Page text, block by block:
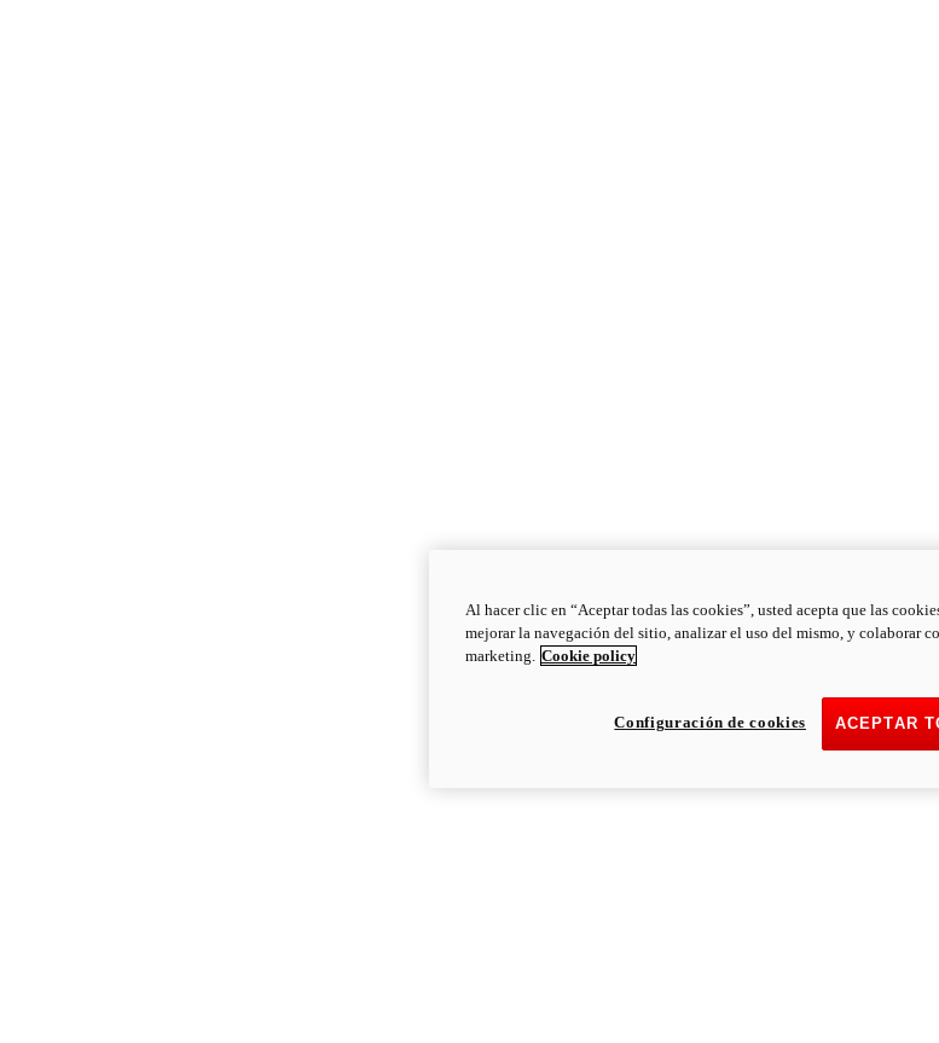
Al hacer clic en “Aceptar todas las cookies”, usted acepta que las
mejorar la navegación del sitio, analizar el uso del mismo, y colaborar
marketing. Cookie policy
ACEPTAR
Configuración de cookies